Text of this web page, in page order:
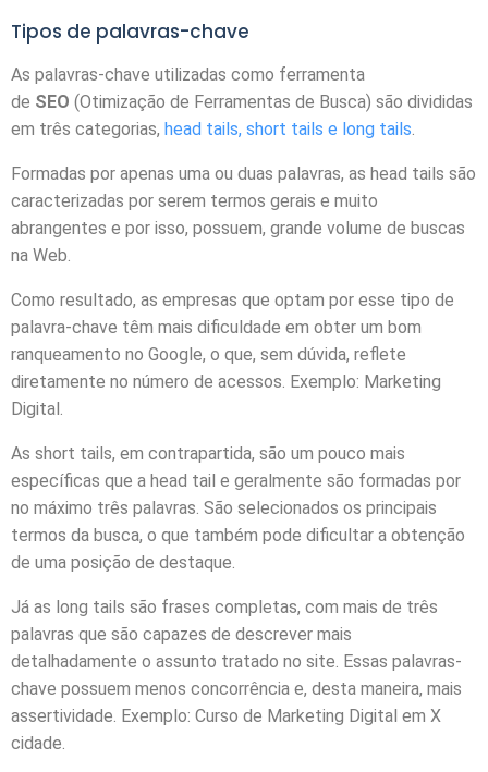
Tipos de palavras-chave
As palavras-chave utilizadas como ferramenta
de SEO (Otimização de Ferramentas de Busca) são divididas
em três categorias, head tails, short tails e long tails.
Formadas por apenas uma ou duas palavras, as head tails são
caracterizadas por serem termos gerais e muito
abrangentes e por isso, possuem, grande volume de buscas
na Web.
Como resultado, as empresas que optam por esse tipo de
palavra-chave têm mais dificuldade em obter um bom
ranqueamento no Google, o que, sem dúvida, reflete
diretamente no número de acessos. Exemplo: Marketing
Digital.
As short tails, em contrapartida, são um pouco mais
específicas que a head tail e geralmente são formadas por
no máximo três palavras. São selecionados os principais
termos da busca, o que também pode dificultar a obtenção
de uma posição de destaque.
Já as long tails são frases completas, com mais de três
palavras que são capazes de descrever mais
detalhadamente o assunto tratado no site. Essas palavras-
chave possuem menos concorrência e, desta maneira, mais
assertividade. Exemplo: Curso de Marketing Digital em X
cidade.